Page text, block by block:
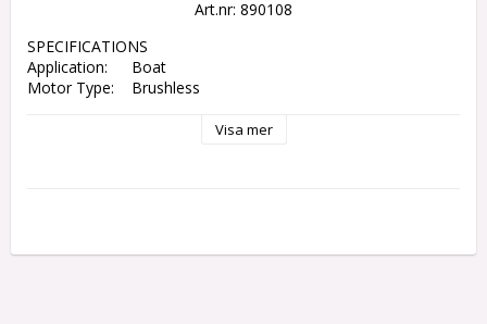
Art.nr: 890108
SPECIFICATIONS
Application:	Boat
Visa mer